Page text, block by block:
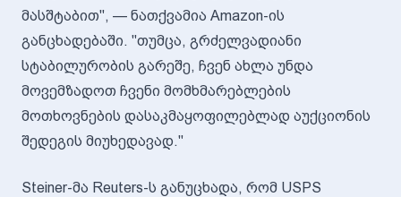
მასშტაბით", — ნათქვამია Amazon-ის
განცხადებაში. "თუმცა, გრძელვადიანი
სტაბილურობის გარეშე, ჩვენ ახლა უნდა
მოვემზადოთ ჩვენი მომხმარებლების
მოთხოვნების დასაკმაყოფილებლად აუქციონის
შედეგის მიუხედავად."
Steiner-მა Reuters-ს განუცხადა, რომ USPS